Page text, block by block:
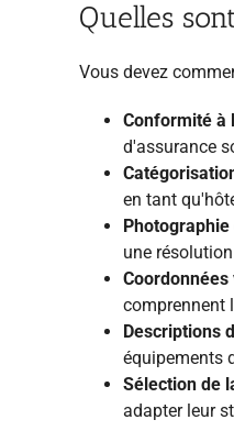
Quelles
Vous devez
Conformité à
d'assurance
en tant
une
comprennent
Descriptions
équipements
Sélection de
adapter leur